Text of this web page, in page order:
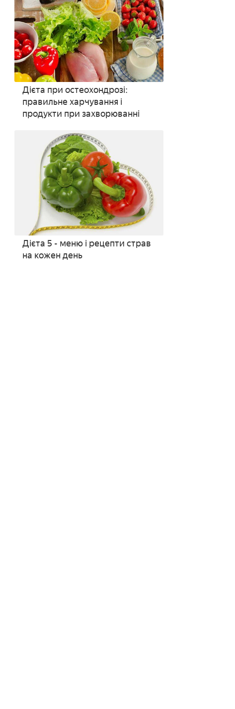
Дієта при остеохондрозі:
правильне харчування і
продукти при захворюванні
Дієта 5 - меню і рецепти страв
на кожен день